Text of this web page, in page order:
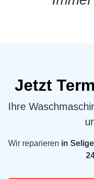
Jetzt
Ihre
Wir reparieren in